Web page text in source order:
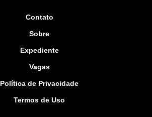
Contato
Sobre
Expediente
Vagas
Política de Privacidade
Termos de Uso